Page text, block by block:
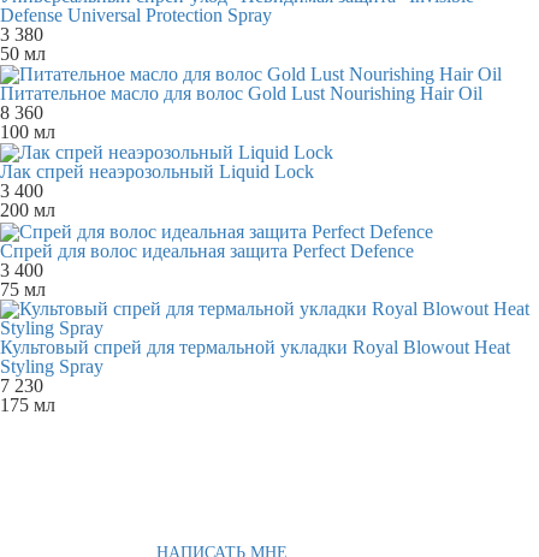
Defense Universal Protection Spray
3 380
50 мл
Питательное масло для волос Gold Lust Nourishing Hair Oil
8 360
100 мл
Лак спрей неаэрозольный Liquid Lock
3 400
200 мл
Спрей для волос идеальная защита Perfect Defence
3 400
75 мл
Культовый спрей для термальной укладки Royal Blowout Heat
Styling Spray
7 230
175 мл
НАПИСАТЬ МНЕ